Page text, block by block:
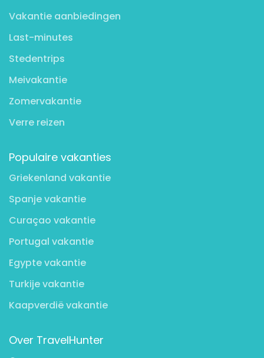
Vakantie aanbiedingen
Last-minutes
Stedentrips
Meivakantie
Zomervakantie
Verre reizen
Populaire vakanties
Griekenland vakantie
Spanje vakantie
Curaçao vakantie
Portugal vakantie
Egypte vakantie
Turkije vakantie
Kaapverdië vakantie
Over TravelHunter